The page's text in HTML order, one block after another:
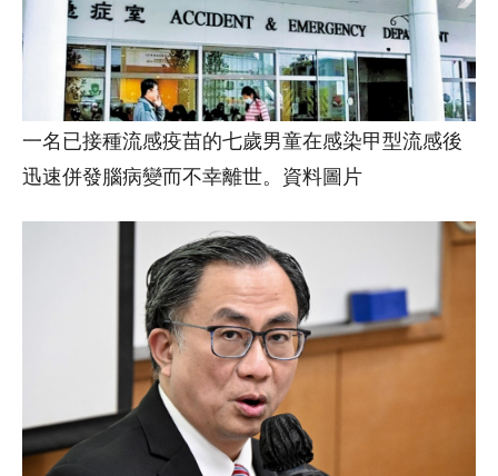
一名已接種流感疫苗的七歲男童在感染甲型流感後
迅速併發腦病變而不幸離世。資料圖片